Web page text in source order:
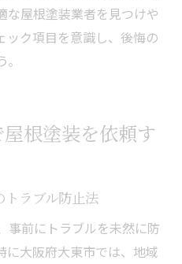
な屋根塗装業者を見つけや
ック項目を意識し、後悔の
根塗装を依頼す
ラブル防止法
事前にトラブルを未然に防
に大阪府大東市では、地域